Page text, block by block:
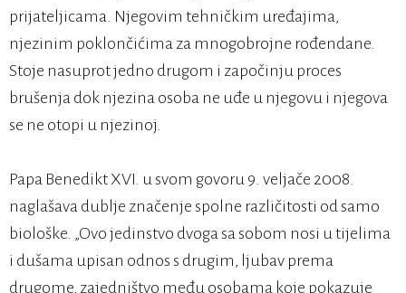
prijateljicama. Njegovim tehničkim uređajima,
njezinim poklončićima za mnogobrojne rođendane.
Stoje nasuprot jedno drugom i započinju proces
brušenja dok njezina osoba ne uđe u njegovu i njegova
se ne otopi u njezinoj.
Papa Benedikt XVI. u svom govoru 9. veljače 2008.
naglašava dublje značenje spolne različitosti od samo
biološke. „Ovo jedinstvo dvoga sa sobom nosi u tijelima
i dušama upisan odnos s drugim, ljubav prema
drugome, zajedništvo među osobama koje pokazuje